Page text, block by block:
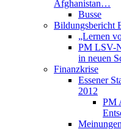
Afghanistan…
Busse
Bildungsbericht
„Lernen
PM LSV-
in neuen
Finanzkrise
Essener
2012
PM